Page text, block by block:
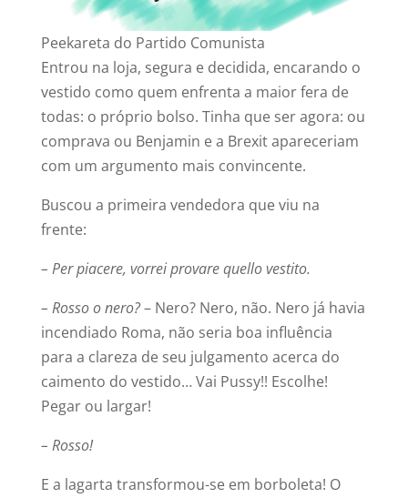
Peekareta do Partido Comunista
Entrou na loja, segura e decidida, encarando o
vestido como quem enfrenta a maior fera de
todas: o próprio bolso. Tinha que ser agora: ou
comprava ou Benjamin e a Brexit apareceriam
com um argumento mais convincente.
Buscou a primeira vendedora que viu na
frente:
– Per piacere, vorrei provare quello vestito.
– Rosso o nero?– Nero? Nero, não. Nero já havia
incendiado Roma, não seria boa influência
para a clareza de seu julgamento acerca do
caimento do vestido… Vai Pussy!! Escolhe!
Pegar ou largar!
– Rosso!
E a lagarta transformou-se em borboleta! O